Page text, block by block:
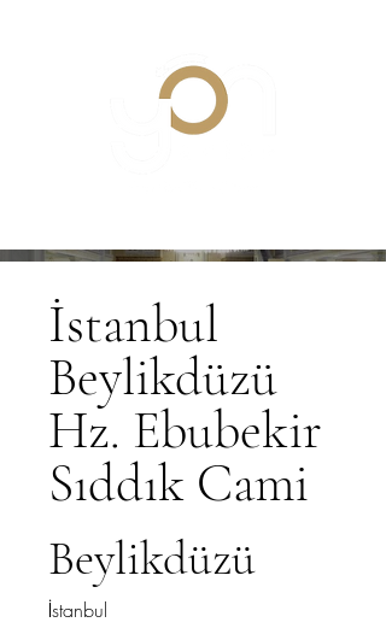
İstanbul
Beylikdüzü
Hz. Ebubekir
Sıddık Cami
Beylikdüzü
İstanbul